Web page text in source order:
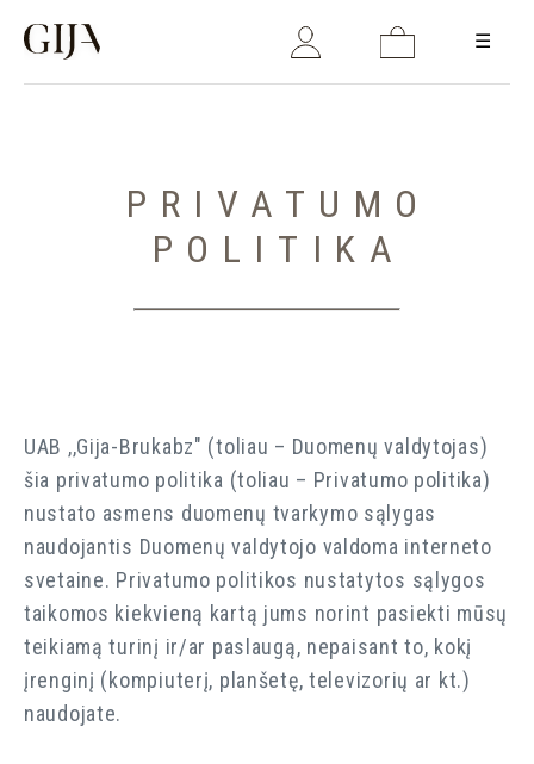
☰
PRIVATUMO
POLITIKA
UAB ,,Gija-Brukabz" (toliau – Duomenų valdytojas)
šia privatumo politika (toliau – Privatumo politika)
nustato asmens duomenų tvarkymo sąlygas
naudojantis Duomenų valdytojo valdoma interneto
svetaine. Privatumo politikos nustatytos sąlygos
taikomos kiekvieną kartą jums norint pasiekti mūsų
teikiamą turinį ir/ar paslaugą, nepaisant to, kokį
įrenginį (kompiuterį, planšetę, televizorių ar kt.)
naudojate.
PRISIJUNGTI
Priminti slaptažodį
REGISTRUOTIS